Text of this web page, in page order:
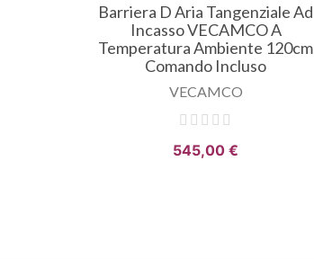
Barriera D Aria Tangenziale Ad
Incasso VECAMCO A
Temperatura Ambiente 120cm
Comando Incluso
VECAMCO
545,00 €